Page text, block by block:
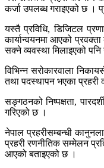
कर्जा उपलब्ध गराइएको छ ।
यस्तै प्रविधि, डिजिटल
कार्यान्वयनमा आएको
सक्ने व्यवस्था मिलाइएको
विभिन्न सरोकारवाला
तथा पदस्थापन भएका प्रहरी
सङ्गठनको निष्पक्षता,
गरिएको छ ।
नेपाल प्रहरीसम्बन्धी
प्रहरी रणनीतिक सम्मेलन
आएको बताइएको छ ।